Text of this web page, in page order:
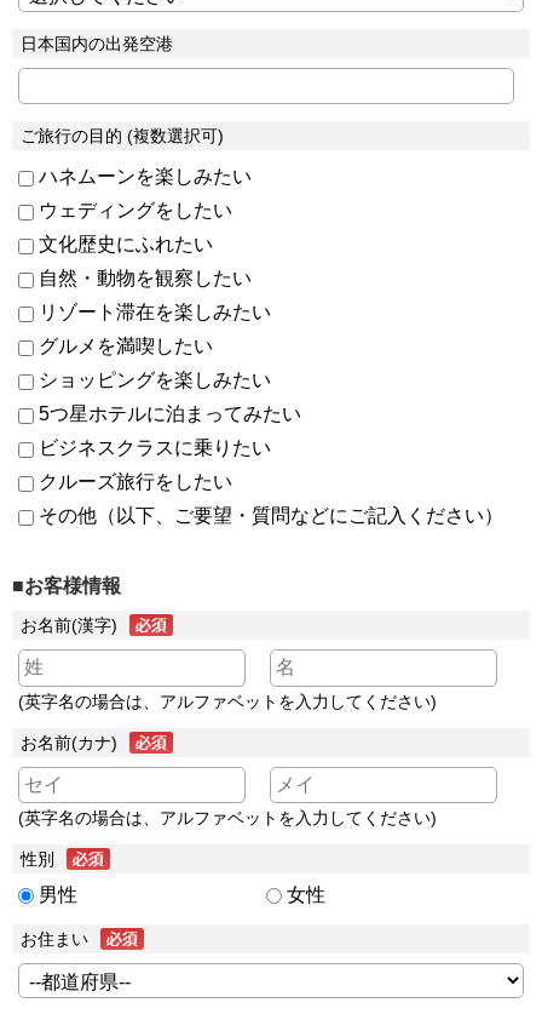
日本国内の出発空港
ご旅行の目的 (複数選択可)
ハネムーンを楽しみたい
ウェディングをしたい
文化歴史にふれたい
自然・動物を観察したい
リゾート滞在を楽しみたい
グルメを満喫したい
ショッピングを楽しみたい
5つ星ホテルに泊まってみたい
ビジネスクラスに乗りたい
クルーズ旅行をしたい
その他（以下、ご要望・質問などにご記入ください）
■お客様情報
お名前(漢字)
(英字名の場合は、アルファベットを入力してください)
お名前(カナ)
(英字名の場合は、アルファベットを入力してください)
性別
男性 女性
お住まい